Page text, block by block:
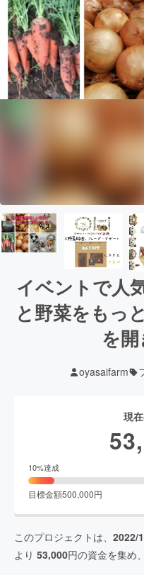
イベントで人
と野菜をもっ
を開
oyasaifarm
現
10%達成
目標金額500,000円
このプロジェクトは、 2022/
より 53,000円の資金を集め、